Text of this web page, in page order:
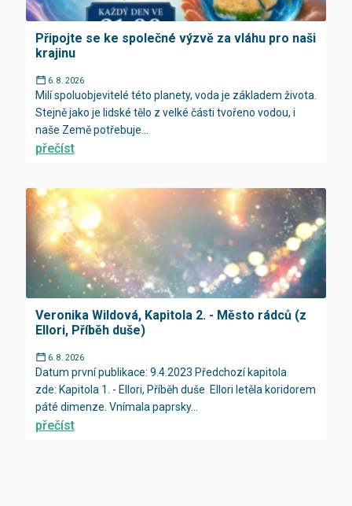
Připojte se ke společné výzvě za vláhu pro naši
krajinu
6. 8. 2026
Milí spoluobjevitelé této planety, voda je základem života.
Stejně jako je lidské tělo z velké části tvořeno vodou, i
naše Země potřebuje...
přečíst
Veronika Wildová, Kapitola 2. - Město rádců (z
Ellori, Příběh duše)
6. 8. 2026
Datum první publikace: 9.4.2023 Předchozí kapitola
zde: Kapitola 1. - Ellori, Příběh duše Ellori letěla koridorem
páté dimenze. Vnímala paprsky...
přečíst